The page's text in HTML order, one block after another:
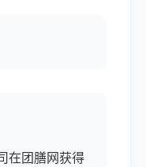
在团膳网获得